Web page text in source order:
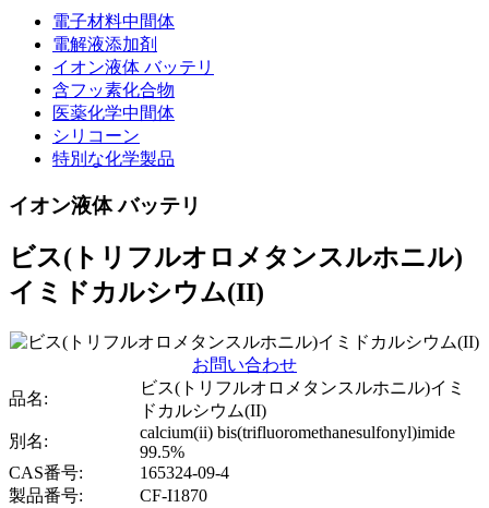
電子材料中間体
電解液添加剤
イオン液体 バッテリ
含フッ素化合物
医薬化学中間体
シリコーン
特別な化学製品
イオン液体 バッテリ
ビス(トリフルオロメタンスルホニル)
イミドカルシウム(II)
お問い合わせ
品名:
ビス(トリフルオロメタンスルホニル)イミ
ドカルシウム(II)
別名:
calcium(ii) bis(trifluoromethanesulfonyl)imide
99.5%
CAS番号:
165324-09-4
製品番号:
CF-I1870